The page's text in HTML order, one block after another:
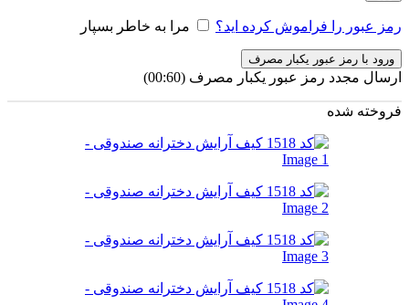
رمز عبور را فراموش کرده اید؟ مرا به خاطر بسپار
ورود با رمز عبور یکبار مصرف
ارسال مجدد رمز عبور یکبار مصرف (00:
60
)
فروخته شده